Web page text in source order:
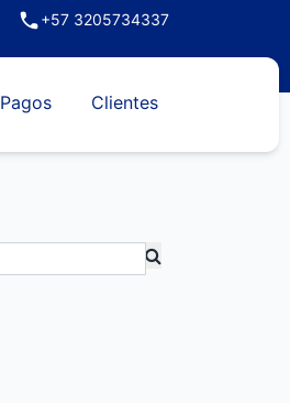
+57 3205734337
Pagos Clientes